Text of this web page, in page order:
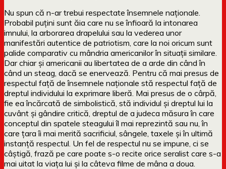
Nu spun că n-ar trebui respectate însemnele naționale.
Probabil puțini sunt ăia care nu se înfioară la intonarea
imnului, la arborarea drapelului sau la vederea unor
manifestări autentice de patriotism, care la noi oricum sunt
palide comparativ cu mândria americanilor în situații similare.
Dar chiar și americanii au libertatea de a arde din când în
când un steag, dacă se enervează. Pentru că mai presus de
respectul față de însemnele naționale stă respectul față de
dreptul individului la exprimare liberă. Mai presus de o cârpă,
fie ea încărcată de simbolistică, stă individul și dreptul lui la
cuvânt și gândire critică, dreptul de a judeca măsura în care
conceptul din spatele steagului îl mai reprezintă sau nu, în
care țara îi mai merită sacrificiul, sângele, taxele și în ultimă
instanță respectul. Un fel de respectul nu se impune, ci se
câștigă, frază pe care poate s-o recite orice seralist care s-a
mai uitat la viața lui și la câteva filme de mâna a doua.